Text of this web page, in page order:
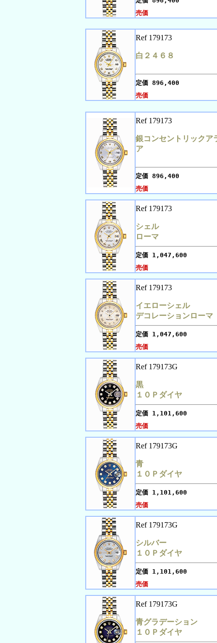
売価
Ref 179173
白２４６８
定価 896,400
売価
Ref 179173
銀コンセントリックア
ア
定価 896,400
売価
Ref 179173
シェル
ローマ
定価 1,047,600
売価
Ref 179173
イエローシェル
デコレーションローマ
定価 1,047,600
売価
Ref 179173G
黒
１０Ｐダイヤ
定価 1,101,600
売価
Ref 179173G
青
１０Ｐダイヤ
定価 1,101,600
売価
Ref 179173G
シルバー
１０Ｐダイヤ
定価 1,101,600
売価
Ref 179173G
青グラデーション
１０Ｐダイヤ